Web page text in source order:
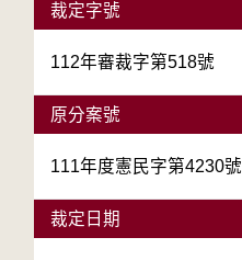
裁定字號
112年審裁字第518號
原分案號
111年度憲民字第4230號
裁定日期